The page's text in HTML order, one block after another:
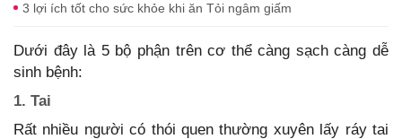
3 lợi ích tốt cho sức khỏe khi ăn Tỏi ngâm giấm
Dưới đây là 5 bộ phận trên cơ thể càng sạch càng dễ
sinh bệnh:
1. Tai
Rất nhiều người có thói quen thường xuyên lấy ráy tai